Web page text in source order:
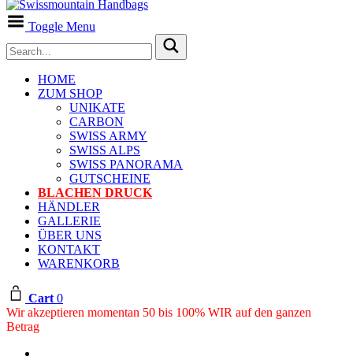
Toggle Menu
HOME
ZUM SHOP
UNIKATE
CARBON
SWISS ARMY
SWISS ALPS
SWISS PANORAMA
GUTSCHEINE
BLACHEN DRUCK
HÄNDLER
GALLERIE
ÜBER UNS
KONTAKT
WARENKORB
Cart 0
Wir akzeptieren momentan 50 bis 100% WIR auf den ganzen
Betrag